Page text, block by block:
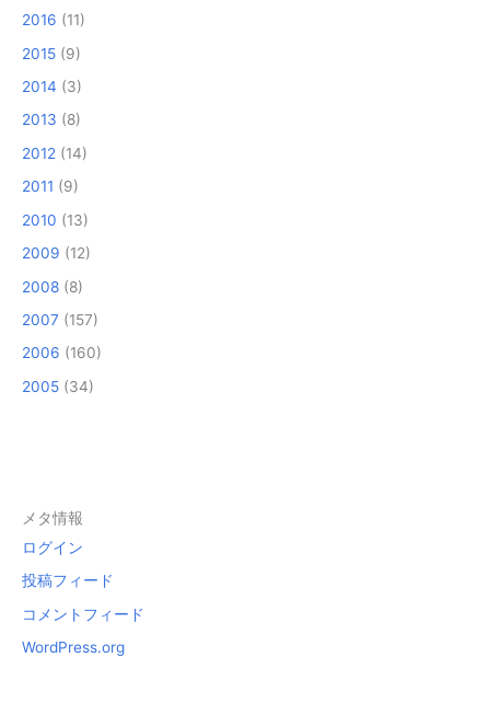
2016 (11)
2015 (9)
2014 (3)
2013 (8)
2012 (14)
2011 (9)
2010 (13)
2009 (12)
2008 (8)
2007 (157)
2006 (160)
2005 (34)
メタ情報
ログイン
投稿フィード
コメントフィード
WordPress.org